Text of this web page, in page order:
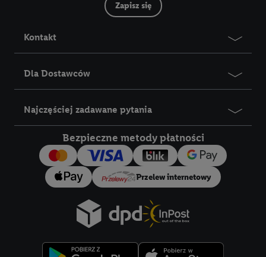
Zapisz się
Kontakt
Dla Dostawców
Najczęściej zadawane pytania
Bezpieczne metody płatności
Przelew internetowy